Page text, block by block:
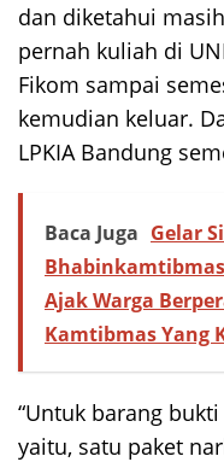
dan diketahui
pernah kuliah di
Fikom sampai
kemudian keluar.
LPKIA Bandung
Baca Juga Gelar
Ajak Warga
Kamtibmas Yang
“Untuk barang
yaitu, satu paket